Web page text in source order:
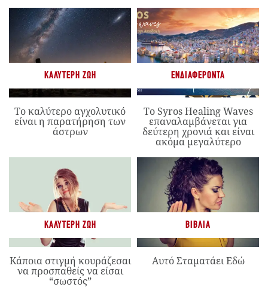
ΚΑΛΎΤΕΡΗ ΖΩΉ
Το καλύτερο αγχολυτικό
είναι η παρατήρηση των
άστρων
ΕΝΔΙΑΦΈΡΟΝΤΑ
Το Syros Healing Waves
επαναλαμβάνεται για
δεύτερη χρονιά και είναι
ακόμα μεγαλύτερο
ΚΑΛΎΤΕΡΗ ΖΩΉ
Κάποια στιγμή κουράζεσαι
να προσπαθείς να είσαι
“σωστός”
ΒΙΒΛΊΑ
Αυτό Σταματάει Εδώ